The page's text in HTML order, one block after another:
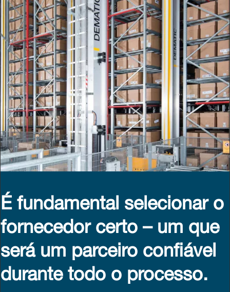
É fundamental selecionar o
fornecedor certo – um que
será um parceiro confiável
durante todo o processo.